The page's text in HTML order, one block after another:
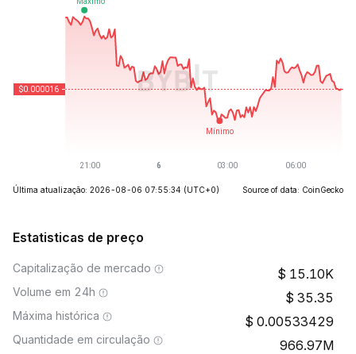
Última atualização: 2026-08-06 07:55:34 (UTC+0) Source of data: CoinGecko
Estatisticas de preço
Capitalização de mercado 15.10K
Volume em 24h 35.35
Máxima histórica 0.00533429
Quantidade em circulação 966.97M